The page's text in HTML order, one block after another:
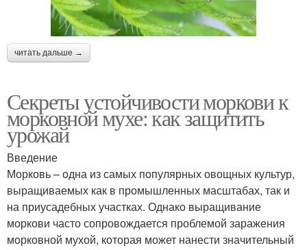
читать дальше →
Секреты устойчивости моркови к
морковной мухе: как защитить
урожай
Введение
Морковь – одна из самых популярных овощных культур,
выращиваемых как в промышленных масштабах, так и
на приусадебных участках. Однако выращивание
моркови часто сопровождается проблемой заражения
морковной мухой, которая может нанести значительный